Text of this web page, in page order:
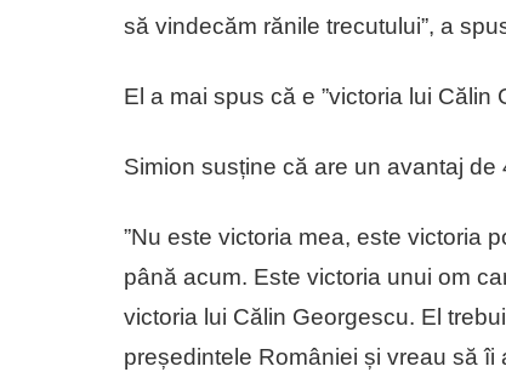
să vindecăm rănile trecutului”, a
El a mai spus că e ”victoria lui Călin
Simion susține că are un avantaj
”Nu este victoria mea, este victoria
până acum. Este victoria unui om
victoria lui Călin Georgescu. El
președintele României și vreau să